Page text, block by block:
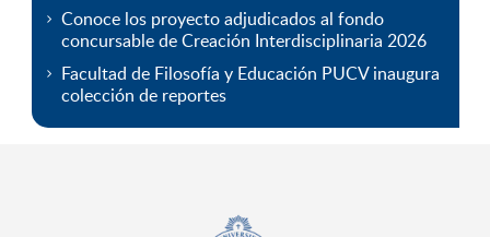
Conoce los proyecto adjudicados al fondo
concursable de Creación Interdisciplinaria 2026
Facultad de Filosofía y Educación PUCV inaugura
colección de reportes